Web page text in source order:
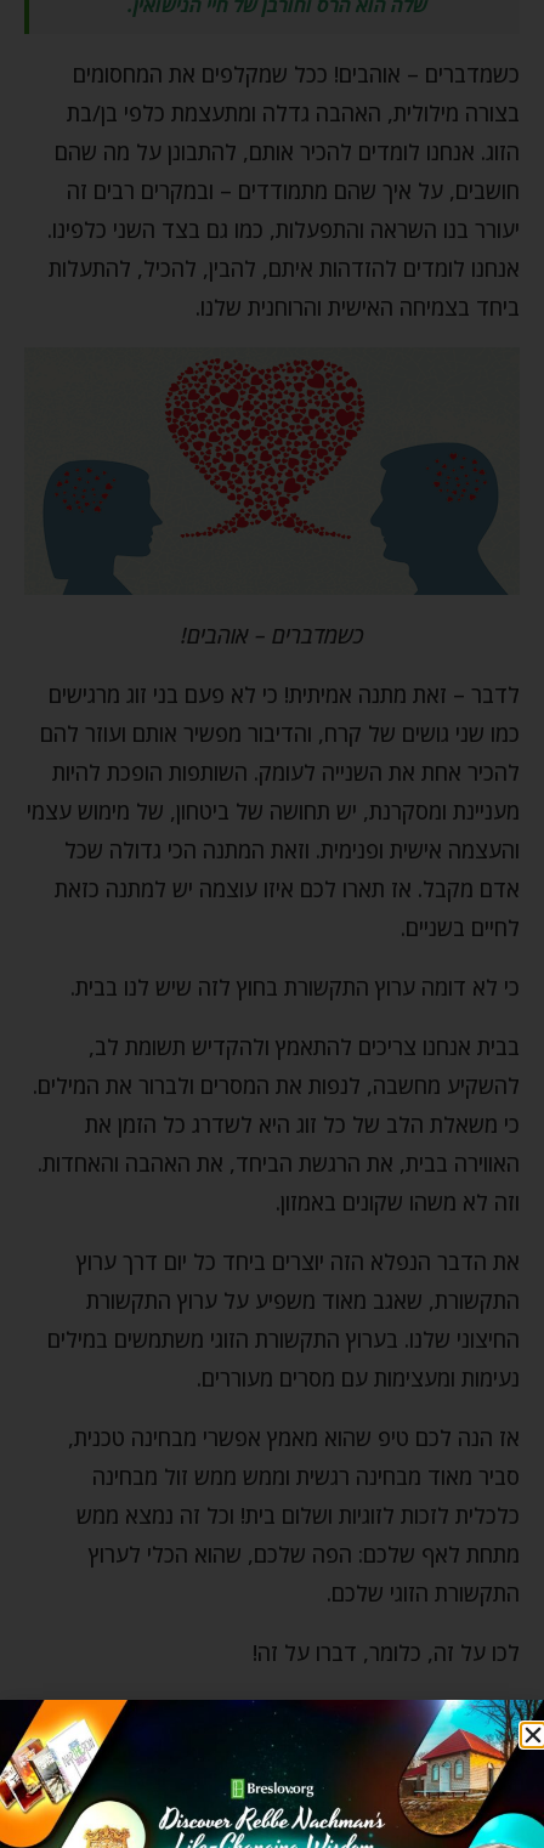
כשמדברים – אוהבים! ככל שמקלפים את המחסומים
בצורה מילולית, האהבה גדלה ומתעצמת כלפי בן/בת
הזוג. אנחנו לומדים להכיר אותם, להתבונן על מה שהם
חושבים, על איך שהם מתמודדים – ובמקרים רבים זה
יעורר בנו השראה והתפעלות, כמו גם בצד השני כלפינו.
אנחנו לומדים להזדהות איתם, להבין, להכיל, להתעלות
ביחד בצמיחה האישית והרוחנית שלנו.
כשמדברים – אוהבים!
לדבר – זאת מתנה אמיתית! כי לא פעם בני זוג מרגישים
כמו שני גושים של קרח, והדיבור מפשיר אותם ועוזר להם
להכיר אחת את השנייה לעומק. השותפות הופכת להיות
מעניינת ומסקרנת, יש תחושה של ביטחון, של מימוש עצמי
והעצמה אישית ופנימית. וזאת המתנה הכי גדולה שכל
אדם מקבל. אז תארו לכם איזו עוצמה יש למתנה כזאת
לחיים בשניים.
כי לא דומה ערוץ התקשורת בחוץ לזה שיש לנו בבית.
בבית אנחנו צריכים להתאמץ ולהקדיש תשומת לב,
להשקיע מחשבה, לנפות את המסרים ולברור את המילים.
כי משאלת הלב של כל זוג היא לשדרג כל הזמן את
האווירה בבית, את הרגשת הביחד, את האהבה והאחדות.
וזה לא משהו שקונים באמזון.
את הדבר הנפלא הזה יוצרים ביחד כל יום דרך ערוץ
התקשורת, שאגב מאוד משפיע על ערוץ התקשורת
החיצוני שלנו. בערוץ התקשורת הזוגי משתמשים במילים
נעימות ומעצימות עם מסרים מעוררים.
אז הנה לכם טיפ שהוא מאמץ אפשרי מבחינה טכנית,
סביר מאוד מבחינה רגשית וממש ממש זול מבחינה
כלכלית לזכות לזוגיות ושלום בית! וכל זה נמצא ממש
מתחת לאף שלכם: הפה שלכם, שהוא הכלי לערוץ
התקשורת הזוגי שלכם.
לכו על זה, כלומר, דברו על זה!
מה עוד תורם לזוגיות והופך אותה למקום הכי יפה
בחיים שלנו? אתם מוזמנים להיכנס
הזה ולגלות.